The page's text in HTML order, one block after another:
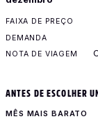
ANTES DE ESCOLHER
MÊS MAIS BARATO